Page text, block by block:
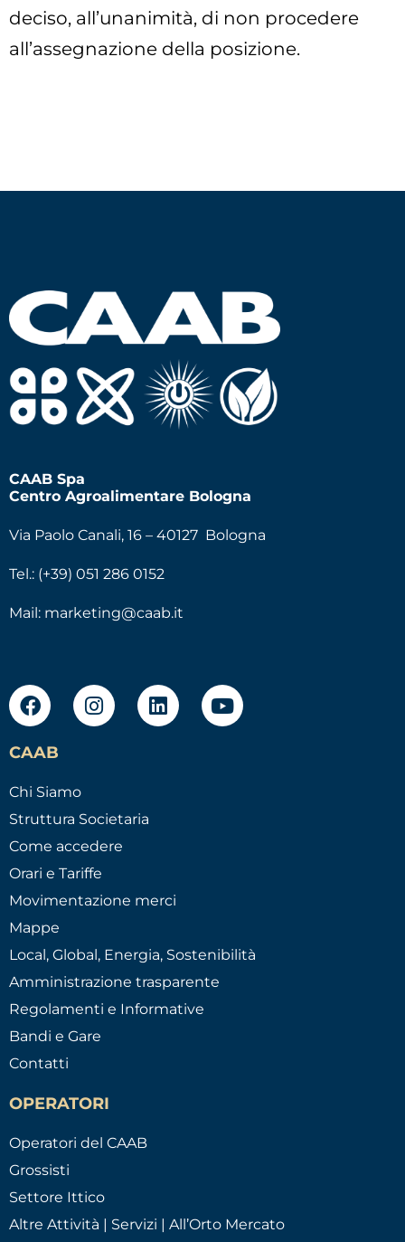
deciso, all’unanimità, di non procedere
all’assegnazione della posizione.
CAAB Spa
Centro Agroalimentare Bologna
Via Paolo Canali, 16 – 40127 Bologna
Tel.: (+39) 051 286 0152
Mail: marketing@caab.it
CAAB
Chi Siamo
Struttura Societaria
Come accedere
Orari e Tariffe
Movimentazione merci
Mappe
Local, Global, Energia, Sostenibilità
Amministrazione trasparente
Regolamenti e Informative
Bandi e Gare
Contatti
OPERATORI
Operatori del CAAB
Grossisti
Settore Ittico
Altre Attività | Servizi | All’Orto Mercato